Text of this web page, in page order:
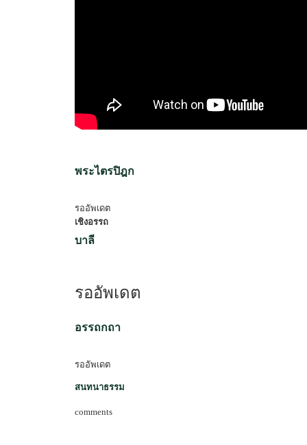
พระไตรปิฎก
รออัพเดต
เชิงอรรถ
บาลี
รออัพเดต
อรรถกถา
รออัพเดต
สนทนาธรรม
comments